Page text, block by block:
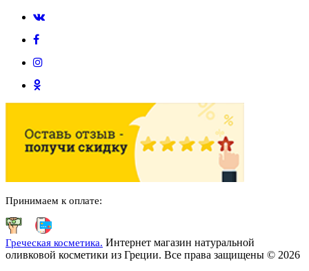
Принимаем к оплате:
Греческая косметика. Интернет магазин натуральной
оливковой косметики из Греции. Все права защищены © 2026